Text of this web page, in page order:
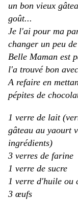
un bon vieux
goût...
Je l'ai pour ma
changer un peu
Belle Maman est
l'a trouvé bon
A refaire en
pépites de
1 verre de lait
gâteau au yaourt
ingrédients)
3 verres de farine
1 verre de sucre
1 verre d'huile ou
3 œufs